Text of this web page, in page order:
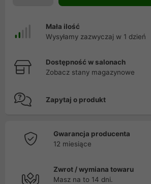
Mała ilość
Wysyłamy zazwyczaj w 1 dzień
Dostępność w salonach
Zobacz stany magazynowe
Zapytaj o produkt
Gwarancja producenta
12 miesiące
Zwrot / wymiana towaru
Masz na to 14 dni.